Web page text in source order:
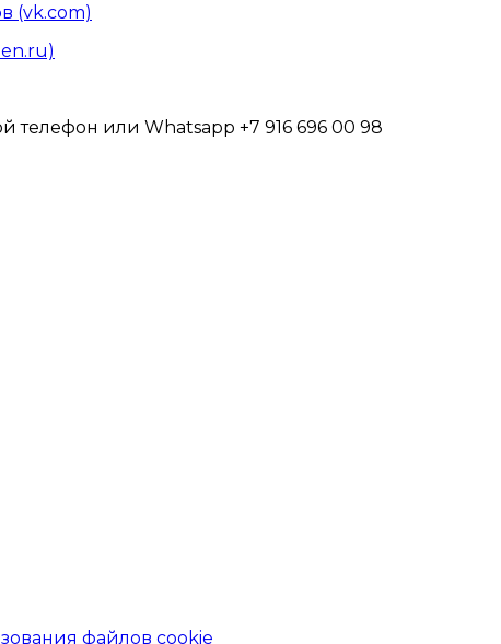
(vk.com)
телефон или Whatsapp +7 916 696 00 98
файлов cookie